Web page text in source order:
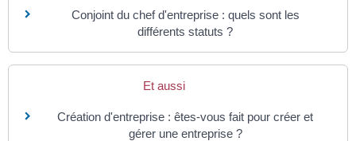
Conjoint du chef d'entreprise : quels sont les
différents statuts ?
Et aussi
Création d'entreprise : êtes-vous fait pour créer et
gérer une entreprise ?